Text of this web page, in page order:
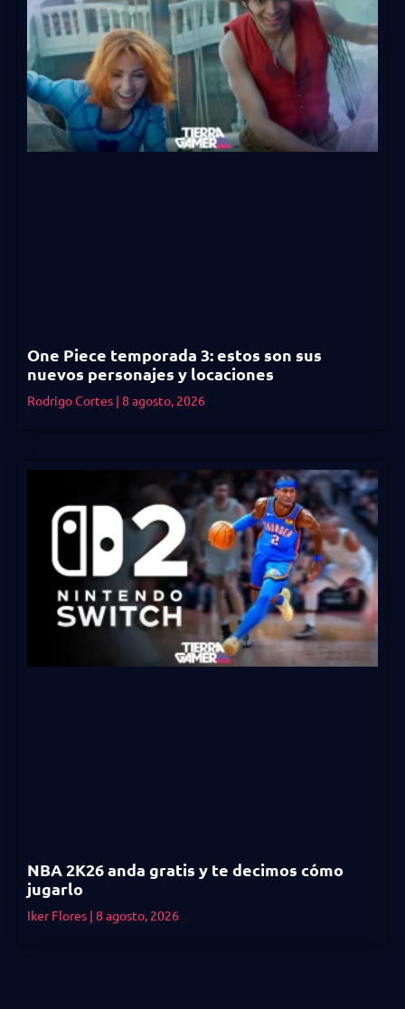
One Piece temporada 3: estos son sus
nuevos personajes y locaciones
Rodrigo Cortes 8 agosto, 2026
NBA 2K26 anda gratis y te decimos cómo
jugarlo
Iker Flores 8 agosto, 2026